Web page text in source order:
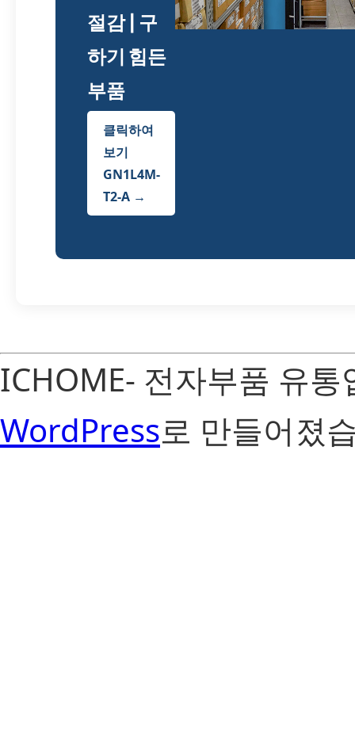
절감 | 구
하기 힘든
부품
클릭하여
보기
GN1L4M-
T2-A →
ICHOME- 전자부품 유
WordPress로 만들어졌